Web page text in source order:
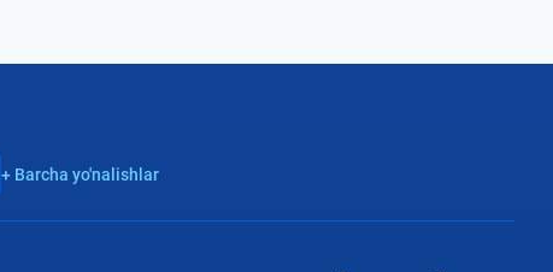
+ Barcha yo'nalishlar